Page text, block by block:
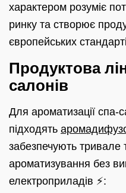
характером розуміє
ринку та створює
європейських
Продуктова
салонів
Для ароматизації спа-
підходять
забезпечують тривале
ароматизування без
електроприладів ⚡: